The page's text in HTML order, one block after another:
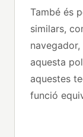
També és
similars,
aquesta
aquestes
funció